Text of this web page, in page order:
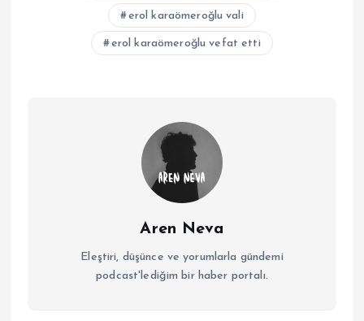
erol karaömeroğlu vali
erol karaömeroğlu vefat etti
Aren Neva
Eleştiri, düşünce ve yorumlarla gündemi
podcast'lediğim bir haber portalı.